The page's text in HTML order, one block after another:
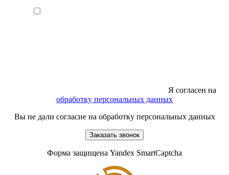
Я согласен на
обработку персональных данных
Вы не дали согласие на обработку персональных данных
Заказать звонок
Форма защищена Yandex SmartCaptcha